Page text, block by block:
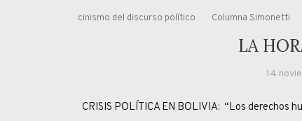
cinismo del discurso político Columna Simonetti
LA
14
CRISIS POLÍTICA EN BOLIVIA: “Los derechos